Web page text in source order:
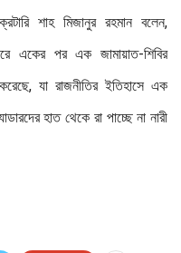
শাহ মিজানুর রহমান বলেন,
একের পর এক জামায়াত-শিবির
যা রাজনীতির ইতিহাসে এক
হাত থেকে রা পাচ্ছে না নারী